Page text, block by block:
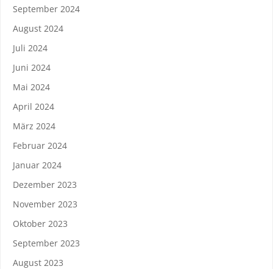
September 2024
August 2024
Juli 2024
Juni 2024
Mai 2024
April 2024
März 2024
Februar 2024
Januar 2024
Dezember 2023
November 2023
Oktober 2023
September 2023
August 2023